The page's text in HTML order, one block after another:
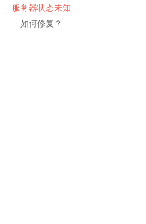
服务器状态未知
如何修复？